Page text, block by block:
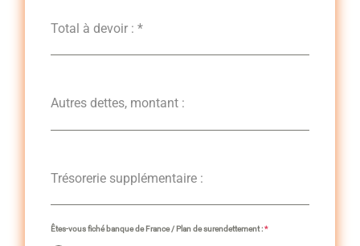
Total à devoir :*
Autres dettes, montant :
Trésorerie supplémentaire :
Êtes-vous fiché banque de France / Plan de surendettement :*